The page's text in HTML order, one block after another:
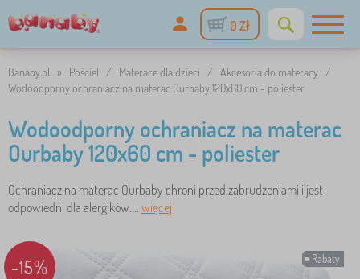
0 Zł
Banaby.pl » Pościel / Materace dla dzieci / Akcesoria do materacy /
Wodoodporny ochraniacz na materac Ourbaby 120x60 cm - poliester
Wodoodporny ochraniacz na materac
Ourbaby 120x60 cm - poliester
Ochraniacz na materac Ourbaby chroni przed zabrudzeniami i jest
odpowiedni dla alergików. .. więcej
Rabaty
-15%